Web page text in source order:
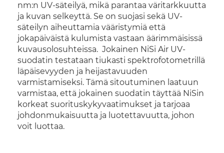
nm:n UV-säteilyä, mikä parantaa väritarkkuutta
ja kuvan selkeyttä. Se on suojasi sekä UV-
säteilyn aiheuttamia vääristymiä että
jokapäiväistä kulumista vastaan äärimmäisissä
kuvausolosuhteissa. Jokainen NiSi Air UV-
suodatin testataan tiukasti spektrofotometrillä
läpäisevyyden ja heijastavuuden
varmistamiseksi. Tämä sitoutuminen laatuun
varmistaa, että jokainen suodatin täyttää NiSin
korkeat suorituskykyvaatimukset ja tarjoaa
johdonmukaisuutta ja luotettavuutta, johon
voit luottaa.